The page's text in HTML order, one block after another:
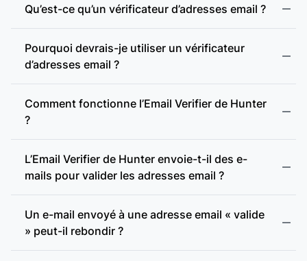
Qu’est-ce qu’un vérificateur d’adresses email ?
Pourquoi devrais-je utiliser un vérificateur
d’adresses email ?
Comment fonctionne l’Email Verifier de Hunter
?
Adresse incohérente :
L’Email Verifier de Hunter envoie-t-il des e-
mails pour valider les adresses email ?
Un e-mail envoyé à une adresse email « valide
» peut-il rebondir ?